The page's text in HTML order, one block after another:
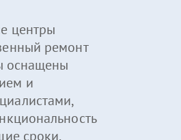
центры
ремонт
оснащены
и
сроки.